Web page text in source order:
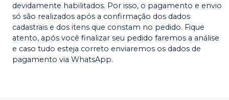
devidamente habilitados. Por isso, o pagamento e envio
só são realizados após a confirmação dos dados
cadastrais e dos itens que constam no pedido. Fique
atento, após você finalizar seu pedido faremos a análise
e caso tudo esteja correto enviaremos os dados de
pagamento via WhatsApp.